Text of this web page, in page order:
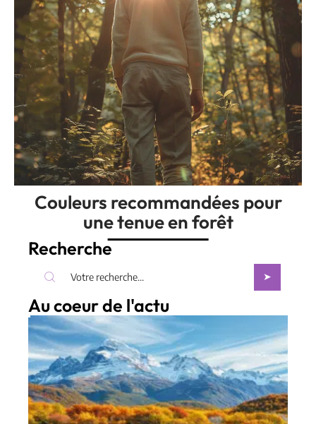
Couleurs recommandées pour
une tenue en forêt
Recherche
Au coeur de l'actu